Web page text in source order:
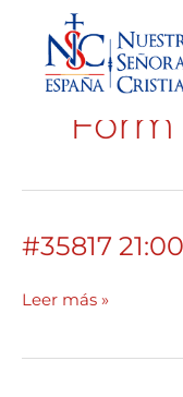
#35817
#35817
–Leer más »